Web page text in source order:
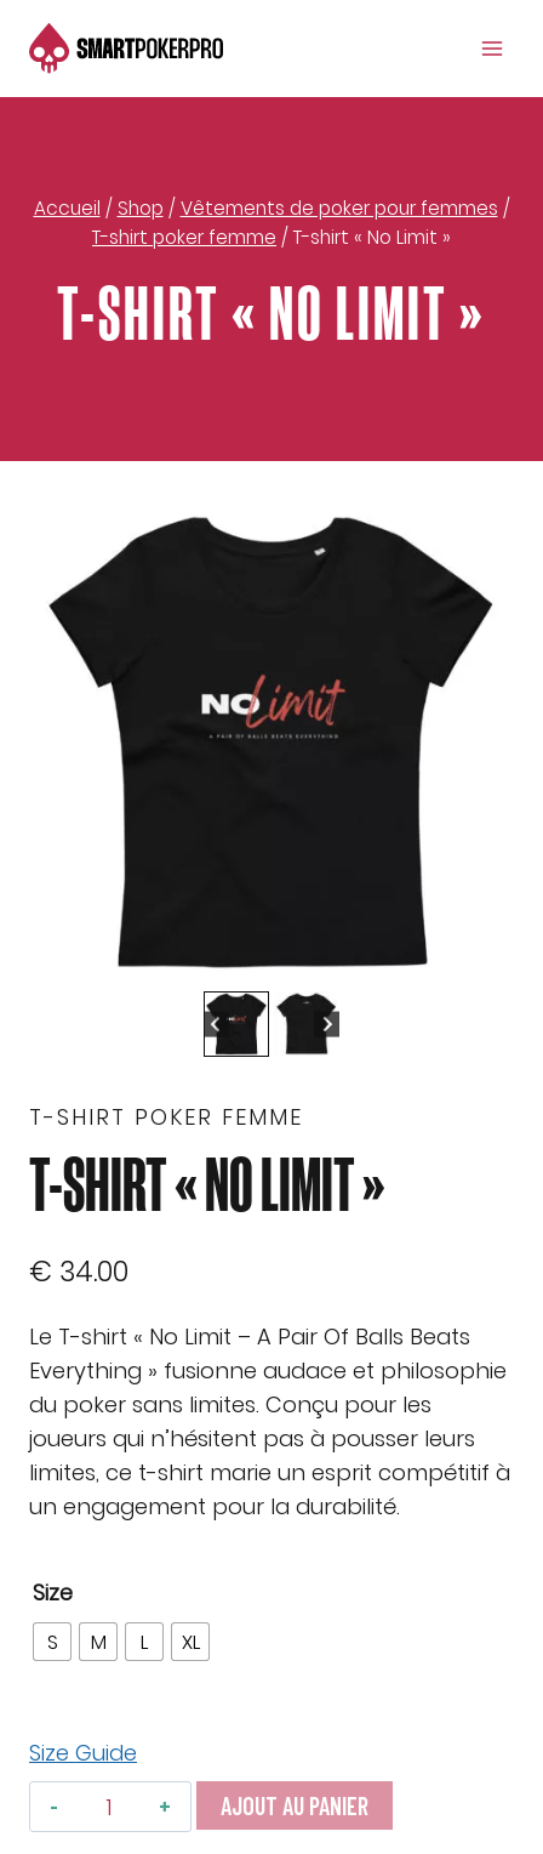
contenu
Accueil / Shop / Vêtements de poker pour femmes /
T-shirt poker femme /T-shirt « No Limit »
T-SHIRT « NO LIMIT »
T-SHIRT POKER FEMME
T-SHIRT « NO LIMIT »
€ 34.00
Le T-shirt « No Limit – A Pair Of Balls Beats
Everything » fusionne audace et philosophie
du poker sans limites. Conçu pour les
joueurs qui n’hésitent pas à pousser leurs
limites, ce t-shirt marie un esprit compétitif à
un engagement pour la durabilité.
Size
S M L XL
Size Guide
quantité
de
AJOUT AU PANIER